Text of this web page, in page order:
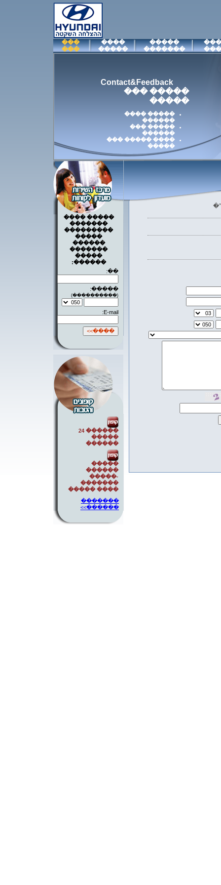
�����
�������
����
�����
���
���
Contact&Feedback
����� ���
�����
����� ����
������
����� ���
������
���� ����� ���
�����
����� ����
�������
���������
�����
������
�������
�����
������:
��:
�����:
(����������)
E-mail:
������ 24
�����
������
�����
������
-�����
�������
���� �����
�������
������>>